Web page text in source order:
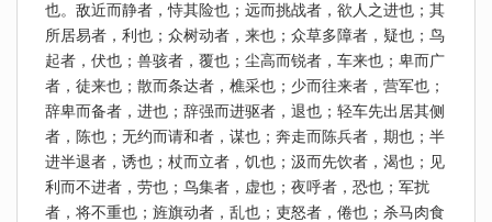
也。敌近而静者，恃其险也；远而挑战者，欲人之进也；其
所居易者，利也；众树动者，来也；众草多障者，疑也；鸟
起者，伏也；兽骇者，覆也；尘高而锐者，车来也；卑而广
者，徒来也；散而条达者，樵采也；少而往来者，营军也；
辞卑而备者，进也；辞强而进驱者，退也；轻车先出居其侧
者，陈也；无约而请和者，谋也；奔走而陈兵者，期也；半
进半退者，诱也；杖而立者，饥也；汲而先饮者，渴也；见
利而不进者，劳也；鸟集者，虚也；夜呼者，恐也；军扰
者，将不重也；旌旗动者，乱也；吏怒者，倦也；杀马肉食